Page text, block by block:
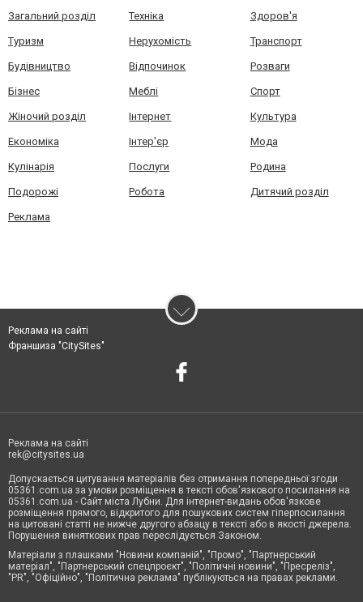
Загальний розділ Техніка Здоров'я
Туризм Нерухомість Транспорт
Будівництво Відпочинок Розваги
Бізнес Меблі Спорт
Жіночий розділ Інтернет Культура
Економіка Інтер'єр Мода
Кулінарія Послуги Родина
Подорожі Робота Дитячий розділ
Реклама
Реклама на сайті
Франшиза "CitySites"
Реклама на сайті
rek@citysites.ua
Допускається цитування матеріалів без отримання попередньої згоди
05361.com.ua за умови розміщення в тексті обов'язкового посилання на
05361.com.ua - Сайт міста Лубни. Для інтернет-видань обов'язкове
розміщення прямого, відкритого для пошукових систем гіперпосилання
на цитовані статті не нижче другого абзацу в тексті або в якості джерела.
Порушення виняткових прав переслідується Законом.
Матеріали з плашками "Новини компаній", "Промо", "Партнерський
матеріал", "Партнерський спецпроєкт", "Політичні новини", "Пресреліз",
"PR", "Офіційно", "Політична реклама" публікуються на правах реклами.